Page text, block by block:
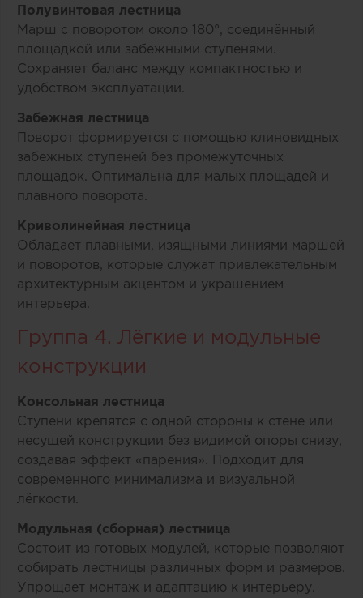
Полувинтовая лестница
Марш с поворотом около 180°, соединённый
площадкой или забежными ступенями.
Сохраняет баланс между компактностью и
удобством эксплуатации.
Забежная лестница
Поворот формируется с помощью клиновидных
забежных ступеней без промежуточных
площадок. Оптимальна для малых площадей и
плавного поворота.
Криволинейная лестница
Обладает плавными, изящными линиями маршей
и поворотов, которые служат привлекательным
архитектурным акцентом и украшением
интерьера.
Группа 4. Лёгкие и модульные
конструкции
Консольная лестница
Ступени крепятся с одной стороны к стене или
несущей конструкции без видимой опоры снизу,
создавая эффект «парения». Подходит для
современного минимализма и визуальной
лёгкости.
Модульная (сборная) лестница
Состоит из готовых модулей, которые позволяют
собирать лестницы различных форм и размеров.
Упрощает монтаж и адаптацию к интерьеру.